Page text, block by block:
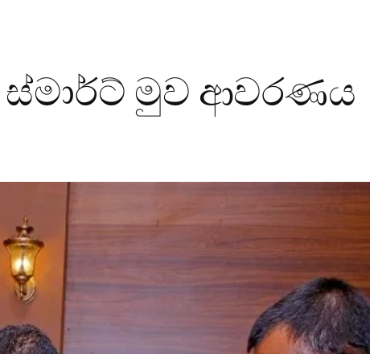
ස්මාර්ට් මුව ආවරණය